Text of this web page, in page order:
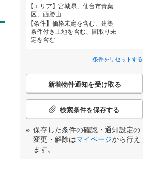
エリア
宮城県、仙台市青葉
区、西勝山
条件
価格未定を含む、建築
条件付き土地を含む、間取り未
定を含む
条件をリセットする
こ
検
条
件
新着物件通知を受け取る
検索条件を保存する
保存した条件の確認・通知設定の
変更・解除はマイページから行え
ます。
鹿児島 沖縄
条件をリセットする
刈田郡七ヶ宿町 (0)
柴田郡柴田町(28)
亘理郡亘理町
黒川郡大郷町(0)
加美郡加美町( 3)
牡鹿郡女川町(0)
条件をリセットする
宮町(3)
吉成台(1)
条件をリセットする
条件をリセットする
条件をリセットする
住宅性能評価付き（2）
条件をリセットする